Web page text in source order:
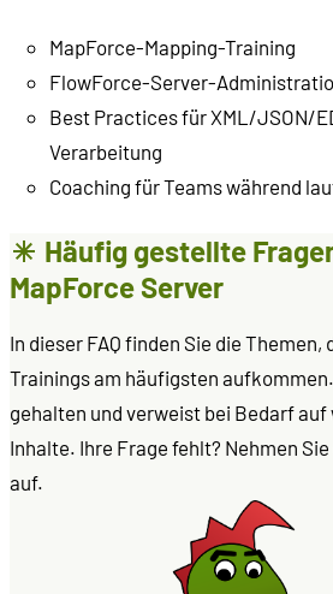
MapForce-Mapping-Training
FlowForce-Server-
Best Practices für XML/JSON/
Verarbeitung
Coaching für Teams während
Häufig gestellte
MapForce Server
In dieser FAQ finden Sie die Themen,
Trainings am häufigsten
gehalten und verweist bei Bedarf
Inhalte. Ihre Frage fehlt? Nehmen
auf.